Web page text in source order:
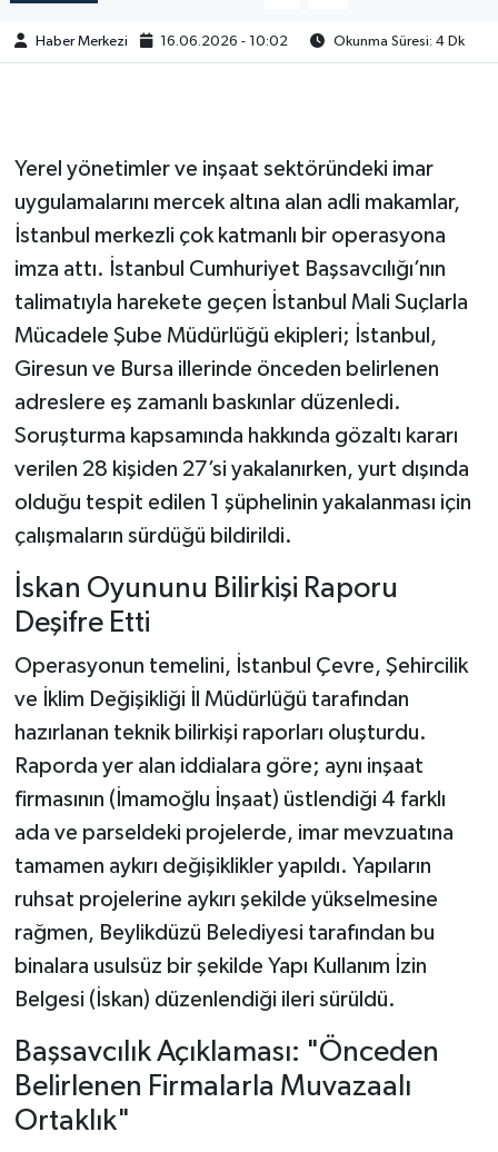
Haber Merkezi 16.06.2026 - 10:02 Okunma Süresi: 4 Dk
Yerel yönetimler ve inşaat sektöründeki imar
uygulamalarını mercek altına alan adli makamlar,
İstanbul merkezli çok katmanlı bir operasyona
imza attı. İstanbul Cumhuriyet Başsavcılığı’nın
talimatıyla harekete geçen İstanbul Mali Suçlarla
Mücadele Şube Müdürlüğü ekipleri; İstanbul,
Giresun ve Bursa illerinde önceden belirlenen
adreslere eş zamanlı baskınlar düzenledi.
Soruşturma kapsamında hakkında gözaltı kararı
verilen 28 kişiden 27’si yakalanırken, yurt dışında
olduğu tespit edilen 1 şüphelinin yakalanması için
çalışmaların sürdüğü bildirildi.
İskan Oyununu Bilirkişi Raporu
Deşifre Etti
Operasyonun temelini, İstanbul Çevre, Şehircilik
ve İklim Değişikliği İl Müdürlüğü tarafından
hazırlanan teknik bilirkişi raporları oluşturdu.
Raporda yer alan iddialara göre; aynı inşaat
firmasının (İmamoğlu İnşaat) üstlendiği 4 farklı
ada ve parseldeki projelerde, imar mevzuatına
tamamen aykırı değişiklikler yapıldı. Yapıların
ruhsat projelerine aykırı şekilde yükselmesine
rağmen, Beylikdüzü Belediyesi tarafından bu
binalara usulsüz bir şekilde Yapı Kullanım İzin
Belgesi (İskan) düzenlendiği ileri sürüldü.
Başsavcılık Açıklaması: "Önceden
Belirlenen Firmalarla Muvazaalı
Ortaklık"